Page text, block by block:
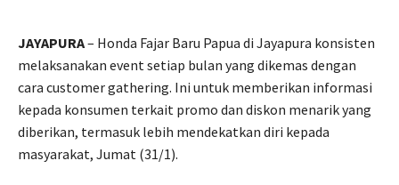
JAYAPURA– Honda Fajar Baru Papua di Jayapura konsisten
melaksanakan event setiap bulan yang dikemas dengan
cara customer gathering. Ini untuk memberikan informasi
kepada konsumen terkait promo dan diskon menarik yang
diberikan, termasuk lebih mendekatkan diri kepada
masyarakat, Jumat (31/1).